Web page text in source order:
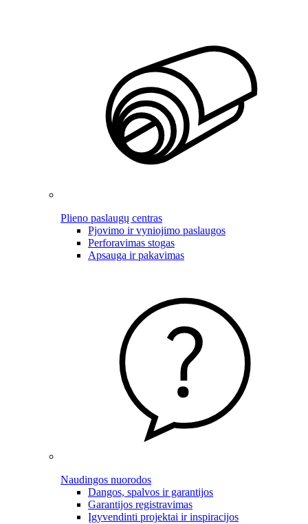
Plieno paslaugų centras
Pjovimo ir vyniojimo paslaugos
Perforavimas stogas
Apsauga ir pakavimas
Naudingos nuorodos
Dangos, spalvos ir garantijos
Garantijos registravimas
Įgyvendinti projektai ir inspiracijos